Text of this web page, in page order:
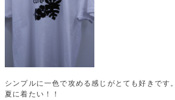
シンプルに一色で攻める感じがとても好きです。
夏に着たい！！